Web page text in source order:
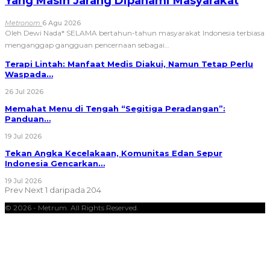
Metronom 6 Agu 2026
Oleh Dewi Nada* SELAMA bertahun-tahun masyarakat Indonesia terbiasa
menganggap gangguan pencernaan sebagai
Terapi Lintah: Manfaat Medis Diakui, Namun Tetap Perlu
Waspada…
26 Jul 2026
Memahat Menu di Tengah “Segitiga Peradangan”:
Panduan…
19 Jul 2026
Tekan Angka Kecelakaan, Komunitas Edan Sepur
Indonesia Gencarkan…
19 Jul 2026
Prev Next 1 daripada 204
© 2026 - Metrum. All Rights Reserved.